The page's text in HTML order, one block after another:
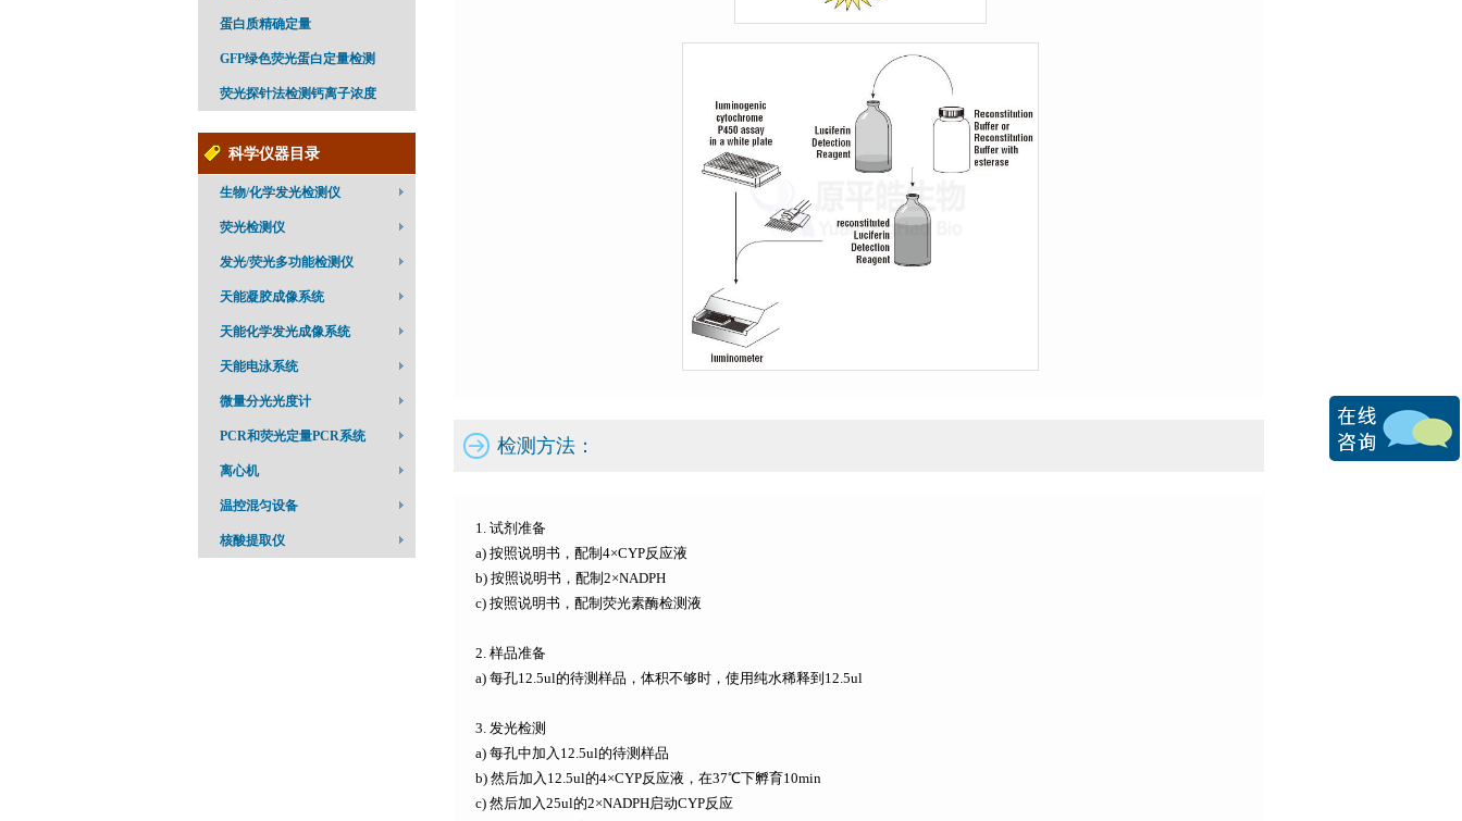
蛋白质精确定量
GFP绿色荧光蛋白定量检测
荧光探针法检测钙离子浓度
科学仪器目录
生物/化学发光检测仪
荧光检测仪
发光/荧光多功能检测仪
天能凝胶成像系统
天能化学发光成像系统
天能电泳系统
微量分光光度计
PCR和荧光定量PCR系统
离心机
温控混匀设备
核酸提取仪
检测方法：
1. 试剂准备
a) 按照说明书，配制4×CYP反应液
b) 按照说明书，配制2×NADPH
c) 按照说明书，配制荧光素酶检测液
2. 样品准备
a) 每孔12.5ul的待测样品，体积不够时，使用纯水稀释到12.5ul
3. 发光检测
a) 每孔中加入12.5ul的待测样品
b) 然后加入12.5ul的4×CYP反应液，在37℃下孵育10min
c) 然后加入25ul的2×NADPH启动CYP反应